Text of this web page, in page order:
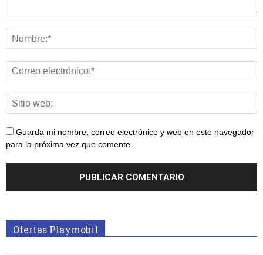
Guarda mi nombre, correo electrónico y web en este navegador
para la próxima vez que comente.
Ofertas Playmobil